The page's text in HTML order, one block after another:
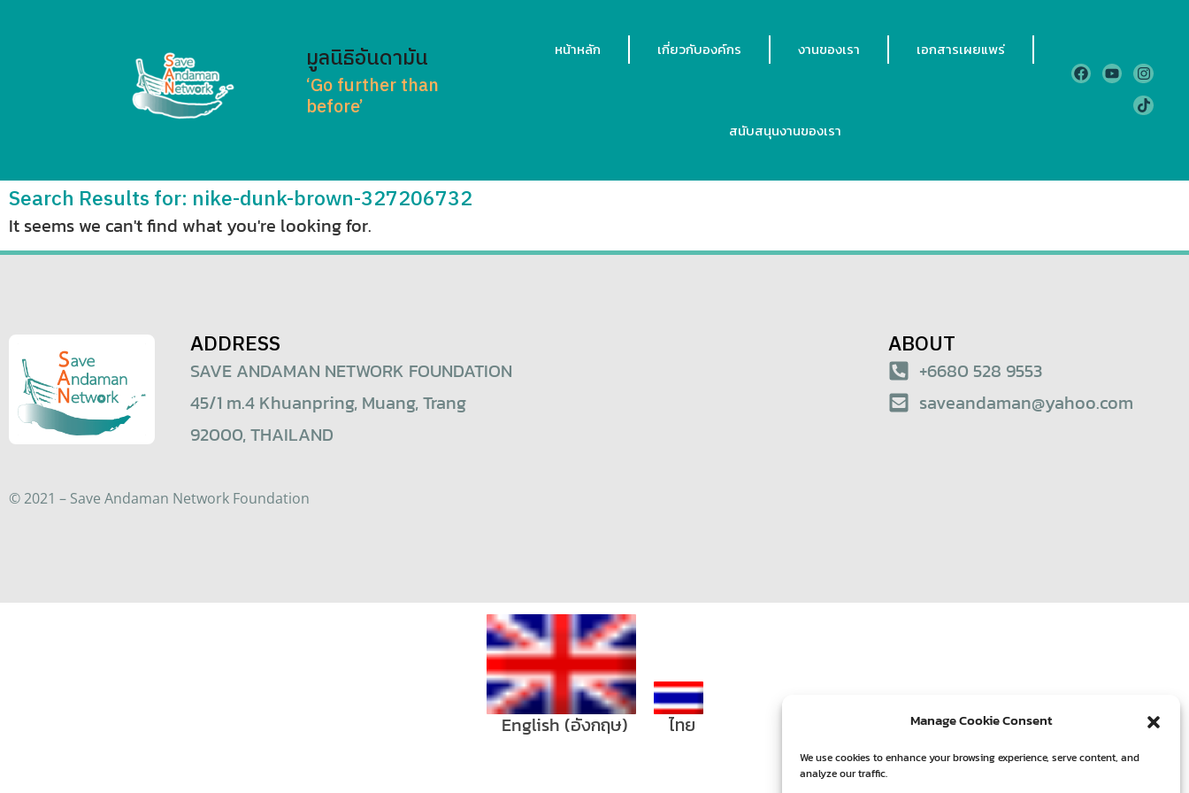
Manage Cookie Consent
We use cookies to enhance your browsing experience, serve content, and
analyze our traffic.
มูลนิธิอันดามัน
‘Go further than
before’
หน้าหลัก เกี่ยวกับองค์กร งานของเรา เอกสารเผยแพร่
สนับสนุนงานของเรา
Search Results for: nike-dunk-brown-327206732
It seems we can't find what you're looking for.
ADDRESS
SAVE ANDAMAN NETWORK FOUNDATION
45/1 m.4 Khuanpring, Muang, Trang
92000, THAILAND
ABOUT
+6680 528 9553
saveandaman@yahoo.com
© 2021 – Save Andaman Network Foundation
English (อังกฤษ) ไทย